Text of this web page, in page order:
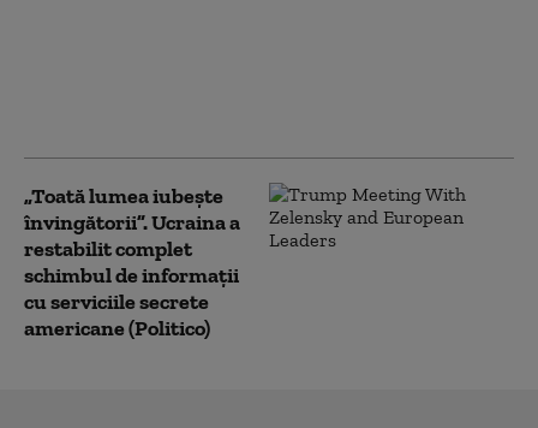
„Toată lumea iubește
învingătorii”. Ucraina a
restabilit complet
schimbul de informații
cu serviciile secrete
americane (Politico)